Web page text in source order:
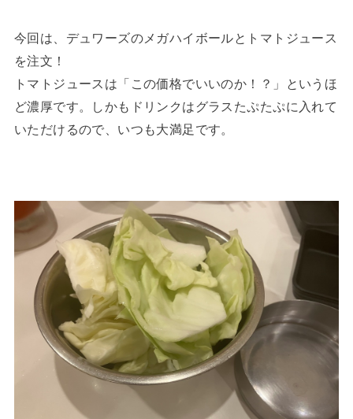
今回は、デュワーズのメガハイボールとトマトジュース
を注文！
トマトジュースは「この価格でいいのか！？」というほ
ど濃厚です。しかもドリンクはグラスたぷたぷに入れて
いただけるので、いつも大満足です。